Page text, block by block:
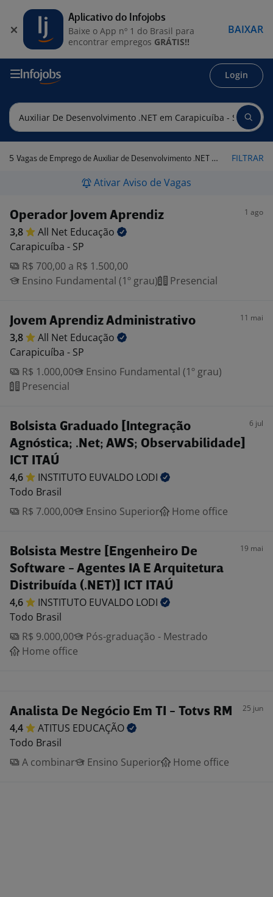
Login
5 Vagas de Emprego de Auxiliar de Desenvolvimento .NET em Carapicuíba - SP FILTRAR
Ativar Aviso de Vagas
Operador Jovem Aprendiz 1 ago
3,8 All Net Educação
Carapicuíba - SP
R$ 700,00 a R$ 1.500,00
Ensino Fundamental (1º grau)
Presencial
Jovem Aprendiz Administrativo 11 mai
3,8 All Net Educação
Carapicuíba - SP
R$ 1.000,00
Ensino Fundamental (1º grau)
Presencial
Bolsista Graduado [Integração
Agnóstica; .Net; AWS; Observabilidade]
ICT ITAÚ
6 jul
4,6 INSTITUTO EUVALDO LODI
Todo Brasil
R$ 7.000,00
Ensino Superior Home office
Bolsista Mestre [Engenheiro De
Software - Agentes IA E Arquitetura
Distribuída (.NET)] ICT ITAÚ
19 mai
4,6 INSTITUTO EUVALDO LODI
Todo Brasil
R$ 9.000,00
Pós-graduação - Mestrado
Home office
Analista De Negócio Em TI - Totvs RM 25 jun
4,4 ATITUS EDUCAÇÃO
Todo Brasil
A combinar
Ensino Superior Home office
Aplicativo do Infojobs
Baixe o App nº 1 do Brasil para
encontrar empregos GRÁTIS!!
BAIXAR